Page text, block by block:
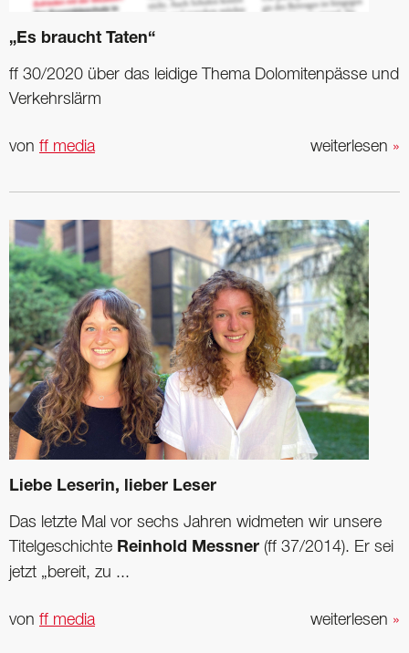
„Es braucht Taten“
ff 30/2020 über das ­leidige Thema Dolomitenpässe und
Verkehrslärm
weiterlesen »
von ff media
Liebe Leserin, lieber Leser
Das letzte Mal vor sechs Jahren widmeten wir unsere
Titelgeschichte Reinhold Messner (ff 37/2014). Er sei
jetzt „bereit, zu ...
weiterlesen »
von ff media